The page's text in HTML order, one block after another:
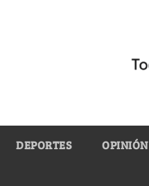
DEPORTES OPINIÓN